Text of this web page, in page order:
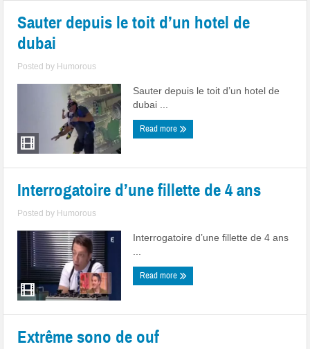
Sauter depuis le toit d’un hotel de
dubai
Posted by Humorous
Sauter depuis le toit d’un hotel de
dubai ...
Read more
Interrogatoire d’une fillette de 4 ans
Posted by Humorous
Interrogatoire d’une fillette de 4 ans
Read more
Extrême sono de ouf